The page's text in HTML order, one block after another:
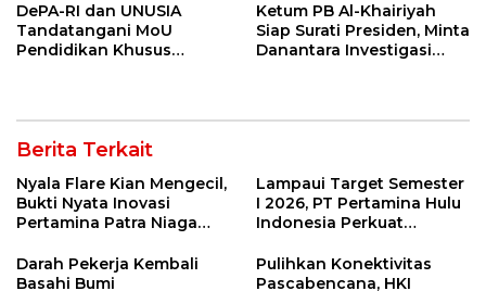
DePA-RI dan UNUSIA
Tandatangani MoU
Pendidikan Khusus
Ketum PB Al-Khairiyah
Siap Surati Presiden, Minta
Danantara Investigasi
Berita Terkait
Nyala Flare Kian Mengecil,
Bukti Nyata Inovasi
Pertamina Patra Niaga
Net Zero Emission 2060
Lampaui Target Semester
I 2026, PT Pertamina Hulu
Indonesia Perkuat
Nasional Lewat Inovasi &
Keselamatan Kerja
Darah Pekerja Kembali
Basahi Bumi
Pulihkan Konektivitas
Pascabencana, HKI